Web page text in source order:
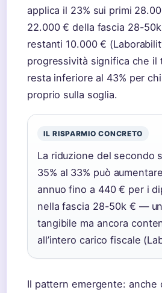
applica il 23% sui primi
22.000 € della fascia 28-
restanti 10.000 €
progressività significa che il
resta inferiore al 43% per
proprio sulla soglia.
IL RISPARMIO CONCRETO
La riduzione del secondo
35% al 33% può
annuo fino a 440 € per i
nella fascia 28-50k € —
tangibile ma ancora
all’intero carico fiscale
Il pattern emergente: anche